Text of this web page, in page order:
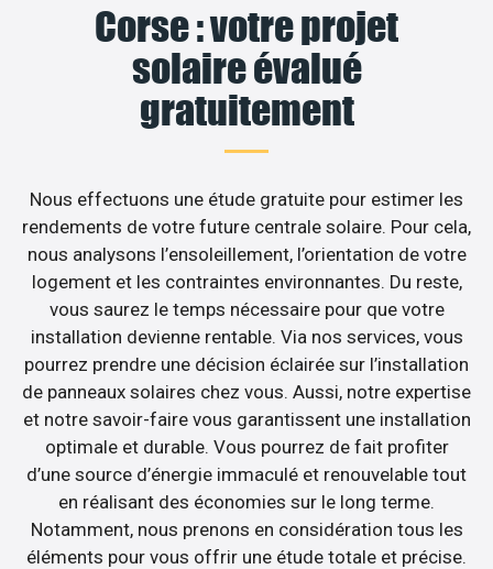
Corse : votre projet
solaire évalué
gratuitement
Nous effectuons une étude gratuite pour estimer les
rendements de votre future centrale solaire. Pour cela,
nous analysons l’ensoleillement, l’orientation de votre
logement et les contraintes environnantes. Du reste,
vous saurez le temps nécessaire pour que votre
installation devienne rentable. Via nos services, vous
pourrez prendre une décision éclairée sur l’installation
de panneaux solaires chez vous. Aussi, notre expertise
et notre savoir-faire vous garantissent une installation
optimale et durable. Vous pourrez de fait profiter
d’une source d’énergie immaculé et renouvelable tout
en réalisant des économies sur le long terme.
Notamment, nous prenons en considération tous les
éléments pour vous offrir une étude totale et précise.